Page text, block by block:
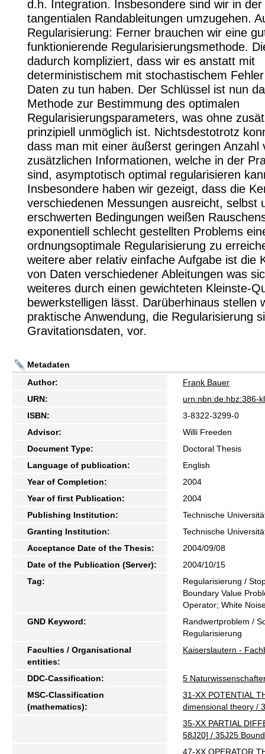
d.h. Integration. Insbesondere sind wir in
tangentialen Randableitungen umzugehen.
Regularisierung: Ferner brauchen wir eine
funktionierende Regularisierungsmethode.
dadurch kompliziert, dass wir es anstatt mit
deterministischem mit stochastischem
Daten zu tun haben. Der Schlüssel ist nun
Methode zur Bestimmung des optimalen
Regularisierungsparameters, was ohne
prinzipiell unmöglich ist. Nichtsdestotrotz
dass man mit einer äußerst geringen Anzahl
zusätzlichen Informationen, welche in der
sind, asymptotisch optimal regularisieren
Insbesondere haben wir gezeigt, dass die
verschiedenen Messungen ausreicht, selbst
erschwerten Bedingungen weißen
exponentiell schlecht gestellten Problems
ordnungsoptimale Regularisierung zu
weitere aber relativ einfache Aufgabe ist die
von Daten verschiedener Ableitungen was
weiteres durch einen gewichteten Kleinste-
bewerkstelligen lässt. Darüberhinaus stellen
praktische Anwendung, die Regularisierung
Gravitationsdaten, vor.
Metadaten
Author:
Frank Bauer
URN:
urn:nbn:de:hbz:386-
ISBN:
3-8322-3299-0
Advisor:
Willi Freeden
Document Type:
Doctoral Thesis
Language of publication:
English
Year of Completion:
2004
Year of first Publication:
2004
Publishing Institution:
Technische
Granting Institution:
Technische
Acceptance Date of the Thesis:
2004/09/08
Date of the Publication (Server):
2004/10/15
Tag:
Regularisierung /
Boundary Value
Operator; White
GND Keyword:
Randwertproblem /
Regularisierung
Faculties / Organisational
entities:
Kaiserslautern -
DDC-Cassification:
5
MSC-Classification
(mathematics):
31-XX POTENTIAL
dimensional theory /
35-XX PARTIAL
58J20] / 35J25
47-XX OPERATOR